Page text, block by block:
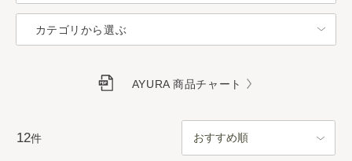
カテゴリから選ぶ
AYURA 商品チャート
12件